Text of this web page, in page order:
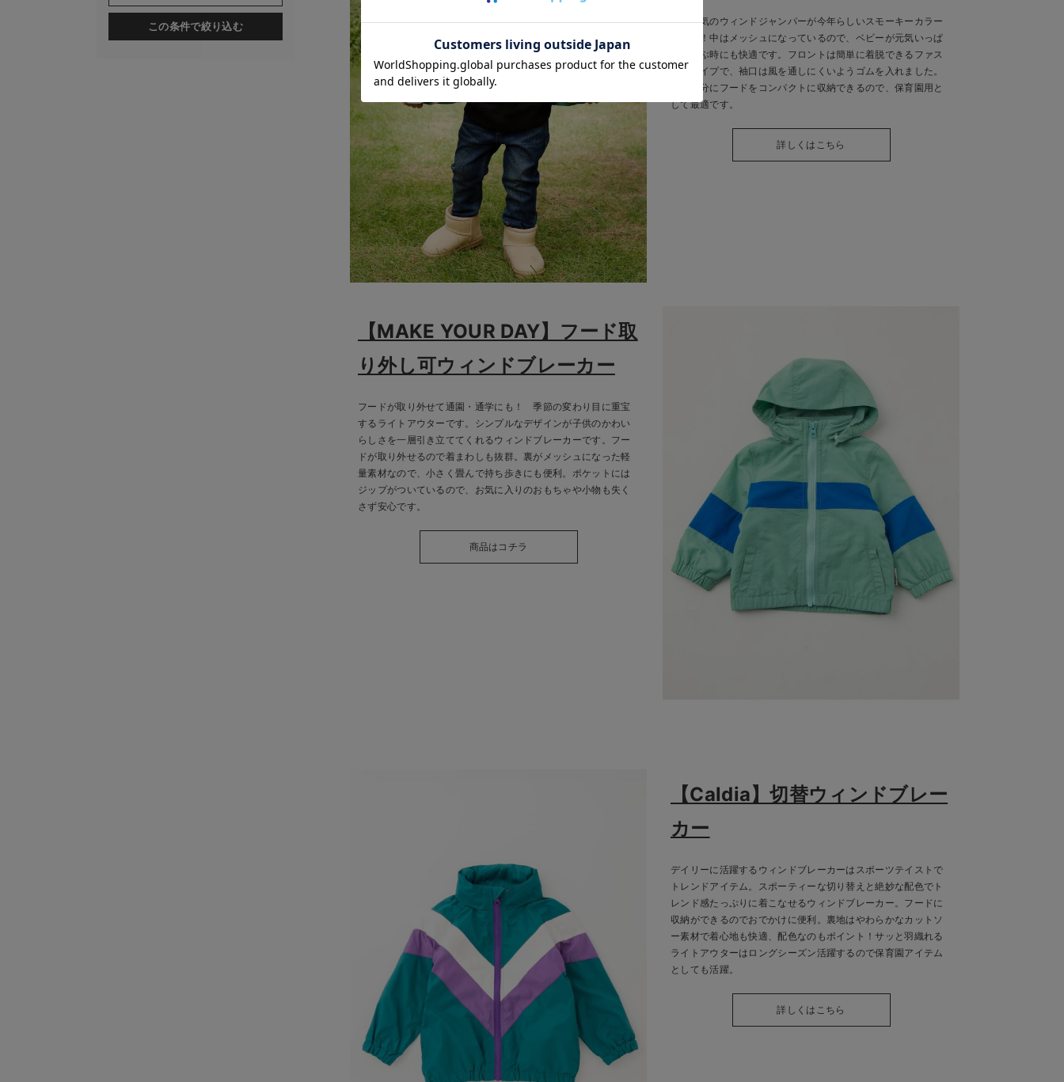
この条件で絞り込む
定番人気のウィンドジャンパーが今年らしいスモーキーカラー
で登場！中はメッシュになっているので、ベビーが元気いっぱ
いに遊ぶ時にも快適です。フロントは簡単に着脱できるファス
ナータイプで、袖口は風を通しにくいようゴムを入れました。
後襟部分にフードをコンパクトに収納できるので、保育園用と
して最適です。
詳しくはこちら
【MAKE YOUR DAY】フード取
り外し可ウィンドブレーカー
フードが取り外せて通園・通学にも！ 季節の変わり目に重宝
するライトアウターです。シンプルなデザインが子供のかわい
らしさを一層引き立ててくれるウィンドブレーカーです。フー
ドが取り外せるので着まわしも抜群。裏がメッシュになった軽
量素材なので、小さく畳んで持ち歩きにも便利。ポケットには
ジップがついているので、お気に入りのおもちゃや小物も失く
さず安心です。
商品はコチラ
【Caldia】切替ウィンドブレー
カー
デイリーに活躍するウィンドブレーカーはスポーツテイストで
トレンドアイテム。スポーティーな切り替えと絶妙な配色でト
レンド感たっぷりに着こなせるウィンドブレーカー。フードに
収納ができるのでおでかけに便利。裏地はやわらかなカットソ
ー素材で着心地も快適、配色なのもポイント！サッと羽織れる
ライトアウターはロングシーズン活躍するので保育園アイテム
としても活躍。
詳しくはこちら
お気に入り商品を確認する